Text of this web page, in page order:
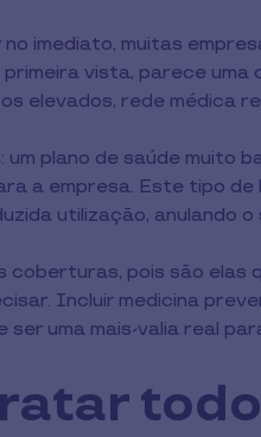
imediato, muitas
primeira vista, parece
elevados, rede médica
: um plano de saúde muito
a empresa. Este tipo
utilização, anulando
coberturas, pois são
Incluir medicina
uma mais-valia real